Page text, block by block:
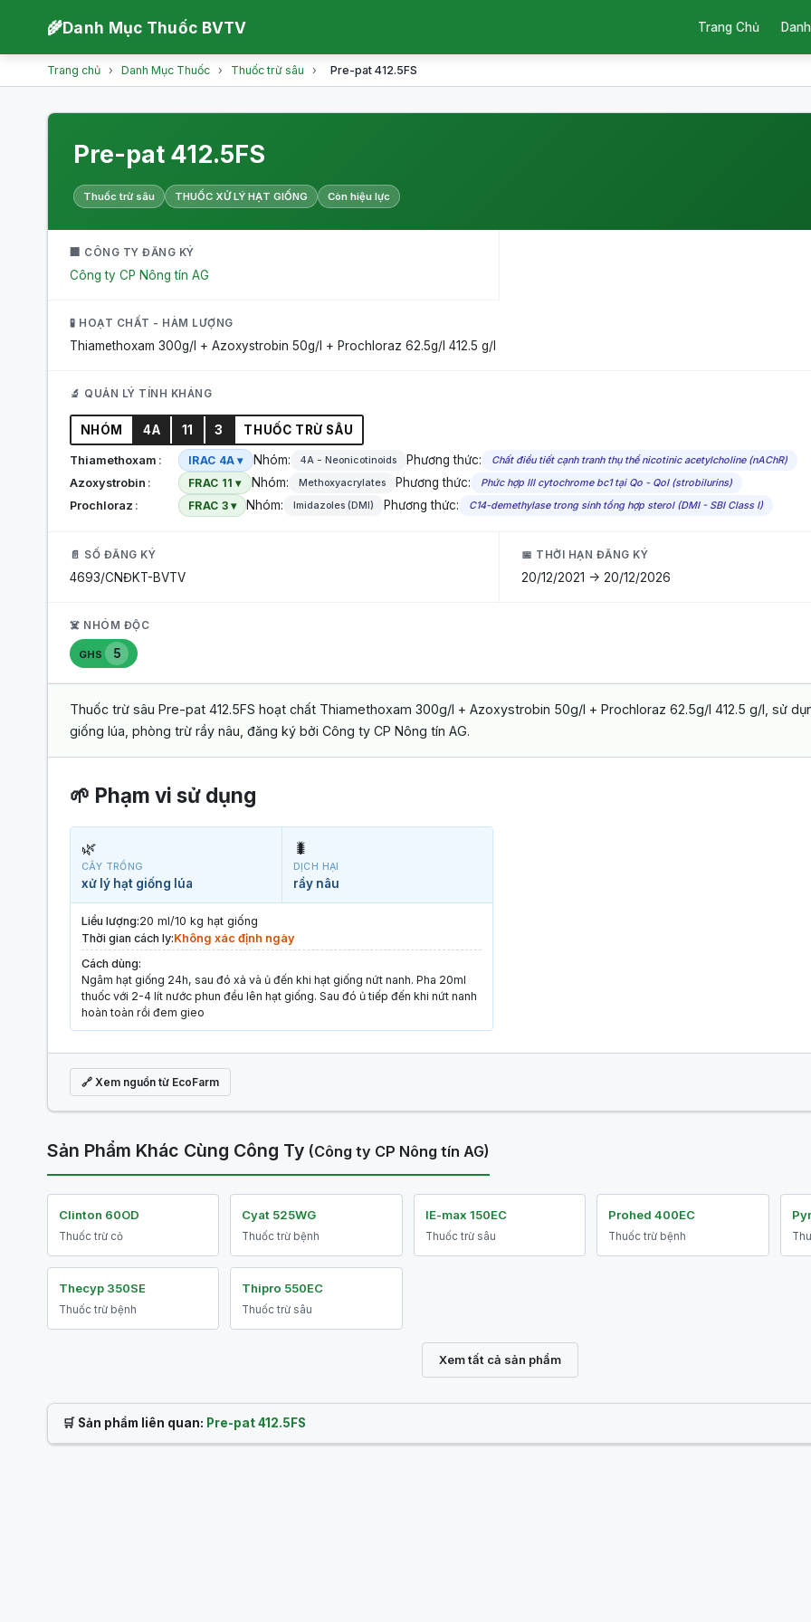
🌾Danh Mục Thuốc BVTV Trang Chủ
Trang chủ › Danh Mục Thuốc › Thuốc trừ sâu › Pre-pat 412.5FS
Pre-pat 412.5FS
Thuốc trừ sâu THUỐC XỬ LÝ HẠT GIỐNG Còn hiệu lực
🏢 CÔNG TY ĐĂNG KÝ
Công ty CP Nông tín AG
🧪 HOẠT CHẤT - HÀM LƯỢNG
Thiamethoxam 300g/l + Azoxystrobin 50g/l + Prochloraz 62.5g/l 412.5 g/l
🔬 QUẢN LÝ TÍNH KHÁNG
NHÓM 4A 11 3 THUỐC TRỪ SÂU
Thiamethoxam IRAC 4A ▾ Nhóm: 4A - Neonicotinoids Phương thức: Chất điều tiết cạnh tranh thụ thể nicotinic acetylcholine (nAChR)
Azoxystrobin FRAC 11 ▾ Nhóm: Methoxyacrylates Phương thức: Phức hợp III cytochrome bc1 tại Qo - QoI (strobilurins)
Prochloraz FRAC 3 ▾ Nhóm: Imidazoles (DMI) Phương thức: C14-demethylase trong sinh tổng hợp sterol (DMI - SBI Class I)
📄 SỐ ĐĂNG KÝ
4693/CNĐKT-BVTV
📅 THỜI HẠN ĐĂNG KÝ
20/12/2021 -> 20/12/2026
☠️ NHÓM ĐỘC
GHS 5
Thuốc trừ sâu Pre-pat 412.5FS hoạt chất Thiamethoxam 300g/l + Azoxystrobin 50g/l + Prochloraz 62.5g/l 412.5 g/l, sử
giống lúa, phòng trừ rầy nâu, đăng ký bởi Công ty CP Nông tín AG.
🌱 Phạm vi sử dụng
🌿
CÂY TRỒNG
xử lý hạt giống lúa
🐛
DỊCH HẠI
rầy nâu
Liều lượng:20 ml/10 kg hạt giống
Thời gian cách ly:Không xác định ngày
Cách dùng:
Ngâm hạt giống 24h, sau đó xả và ủ đến khi hạt giống nứt nanh. Pha 20ml
thuốc với 2-4 lít nước phun đều lên hạt giống. Sau đó ủ tiếp đến khi nứt nanh
hoàn toàn rồi đem gieo
🔗 Xem nguồn từ EcoFarm
Sản Phẩm Khác Cùng Công Ty (Công ty CP Nông tín AG)
Clinton 60OD
Thuốc trừ cỏ
Cyat 525WG
Thuốc trừ bệnh
IE-max 150EC
Thuốc trừ sâu
Prohed 400EC
Thuốc trừ bệnh
Thecyp 350SE
Thuốc trừ bệnh
Thipro 550EC
Thuốc trừ sâu
Xem tất cả sản phẩm
🛒 Sản phẩm liên quan: Pre-pat 412.5FS